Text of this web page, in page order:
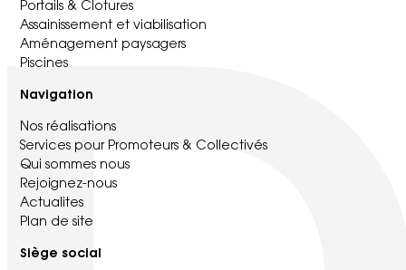
Portails & Clotures
Assainissement et viabilisation
Aménagement paysagers
Piscines
Navigation
Nos réalisations
Services pour Promoteurs & Collectivés
Qui sommes nous
Rejoignez-nous
Actualites
Plan de site
Siège social